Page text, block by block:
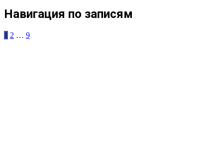
Навигация по записям
1 2 … 9